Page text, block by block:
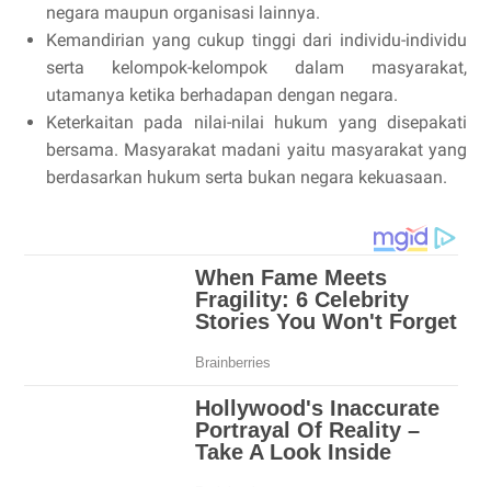
negara maupun organisasi lainnya.
Kemandirian yang cukup tinggi dari individu-individu
serta kelompok-kelompok dalam masyarakat,
utamanya ketika berhadapan dengan negara.
Keterkaitan pada nilai-nilai hukum yang disepakati
bersama. Masyarakat madani yaitu masyarakat yang
berdasarkan hukum serta bukan negara kekuasaan.